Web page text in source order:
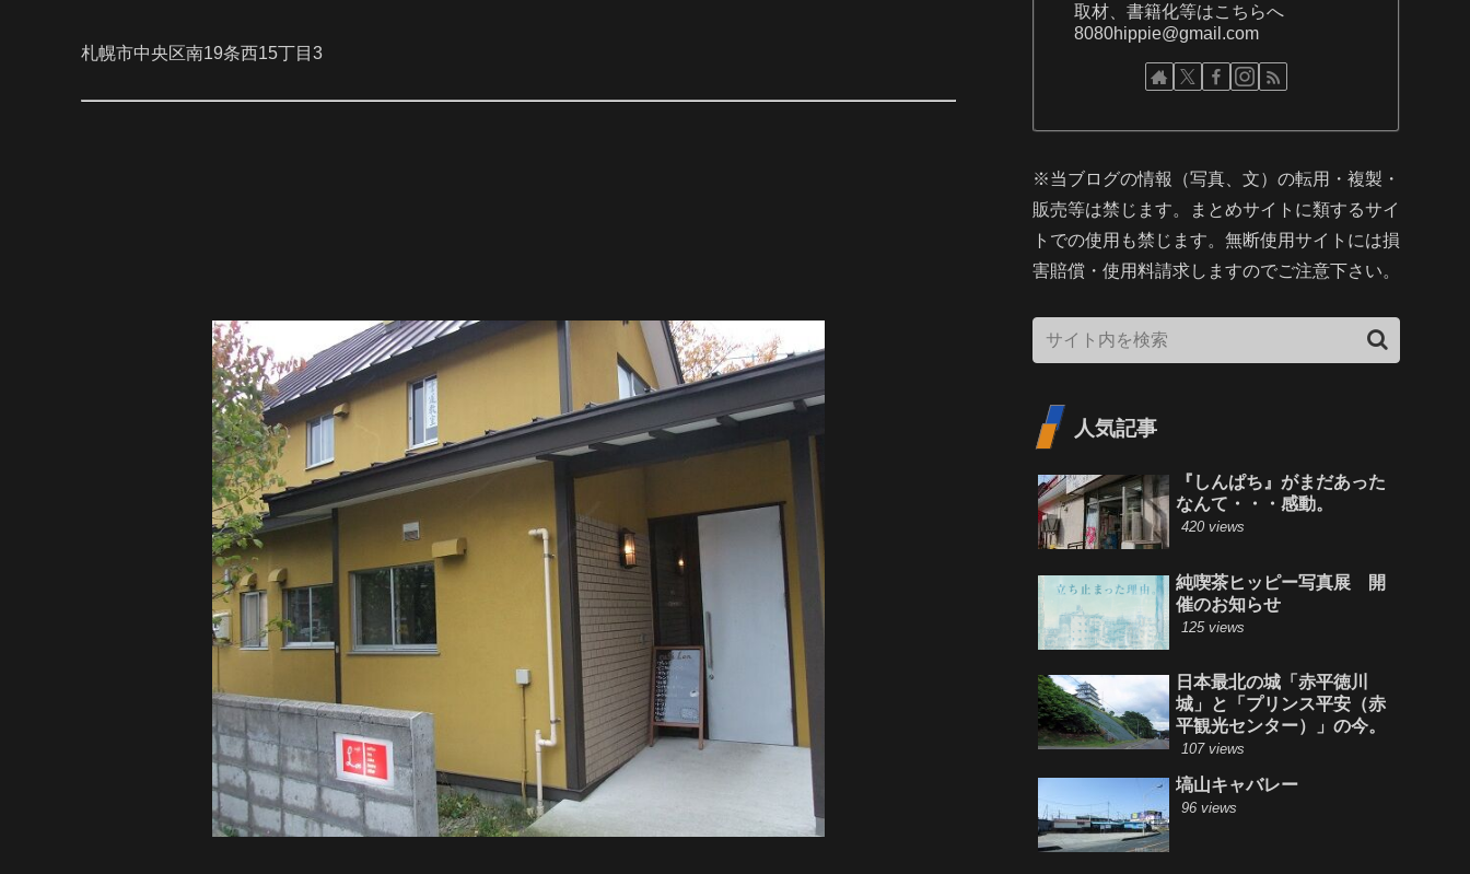
札幌市中央区南19条西15丁目3
取材、書籍化等はこちらへ
8080hippie@gmail.com
※当ブログの情報（写真、文）の転用・複製・
販売等は禁じます。まとめサイトに類するサイ
トでの使用も禁じます。無断使用サイトには損
害賠償・使用料請求しますのでご注意下さい。
人気記事
『しんぱち』がまだあった
なんて・・・感動。
420 views
純喫茶ヒッピー写真展 開
催のお知らせ
125 views
日本最北の城「赤平徳川
城」と「プリンス平安（赤
平観光センター）」の今。
107 views
塙山キャバレー
96 views